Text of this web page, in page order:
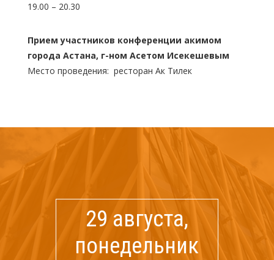
19.00 – 20.30
Прием участников конференции акимом
города Астана, г-ном Асетом Исекешевым
Место проведения: ресторан Ак Тилек
29 августа,
понедельник